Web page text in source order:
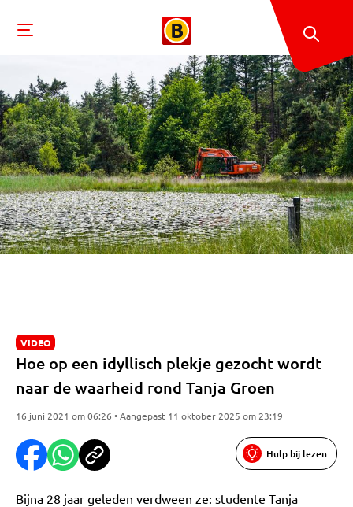
VIDEO
Hoe op een idyllisch plekje gezocht wordt
naar de waarheid rond Tanja Groen
16 juni 2021 om 06:26 • Aangepast 11 oktober 2025 om 23:19
Hulp bij lezen
Bijna 28 jaar geleden verdween ze: studente Tanja